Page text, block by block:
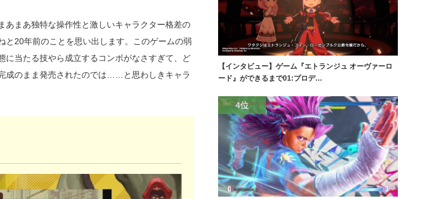
あまあ独特な操作性と激しいキャラクター格差の
と20年前のことを思い出します。このゲームの弱
に当たる技やら成立するコンボがなさすぎて、ど
成のまま発売されたのでは……と思わしきキャラ
【インタビュー】ゲーム『エトランジュ オーヴァーロ
ード』ができるまで01:プロデ…
4位